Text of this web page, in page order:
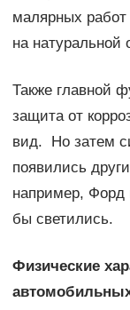
малярных
на натуральной
Также главной
защита от
вид. Но затем
появились
например, Форд
бы светились.
Физические